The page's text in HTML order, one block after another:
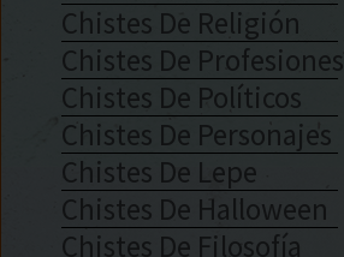
Chistes De Religión
Chistes De Profesiones
Chistes De Políticos
Chistes De Personajes
Chistes De Lepe
Chistes De Halloween
Chistes De Filosofía